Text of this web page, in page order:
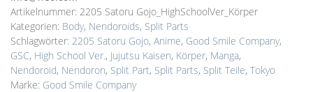
Artikelnummer: 2205 Satoru Gojo_HighSchoolVer_Körper
Kategorien: Body, Nendoroids, Split Parts
Schlagwörter: 2205 Satoru Gojo, Anime, Good Smile Company,
GSC, High School Ver., Jujutsu Kaisen, Körper, Manga,
Nendoroid, Nendoron, Split Part, Split Parts, Split Teile, Tokyo
Marke: Good Smile Company